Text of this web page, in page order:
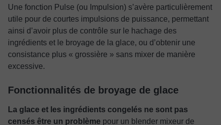
Une fonction Pulse (ou Impulsion) s’avère particulièrement
utile pour de courtes impulsions de puissance, permettant
ainsi d’avoir plus de contrôle sur le hachage des
ingrédients et le broyage de la glace, ou d’obtenir une
consistance plus « grossière » sans mixer de manière
excessive.
Fonctionnalités de broyage de glace
La glace et les ingrédients congelés ne sont pas
censés être un problème pour un blender mixeur de